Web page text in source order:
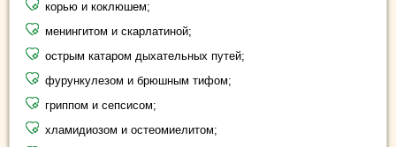
корью и коклюшем;
менингитом и скарлатиной;
острым катаром дыхательных путей;
фурункулезом и брюшным тифом;
гриппом и сепсисом;
хламидиозом и остеомиелитом;